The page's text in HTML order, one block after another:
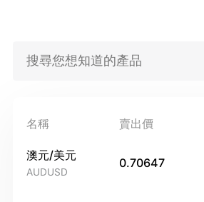
名稱 賣出價
澳元/美元
AUDUSD
0.70647